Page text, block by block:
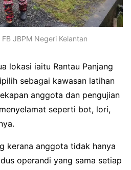
JBPM Negeri Kelantan
lokasi iaitu Rantau Panjang
sebagai kawasan latihan
anggota dan pengujian
seperti bot, lori,
kerana anggota tidak hanya
operandi yang sama setiap